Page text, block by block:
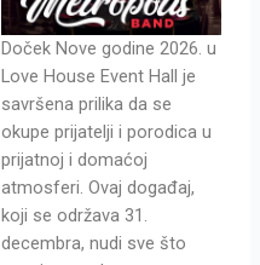
Doček Nove godine 2026. u
Love House Event Hall je
savršena prilika da se
okupe prijatelji i porodica u
prijatnoj i domaćoj
atmosferi. Ovaj događaj,
koji se održava 31.
decembra, nudi sve što